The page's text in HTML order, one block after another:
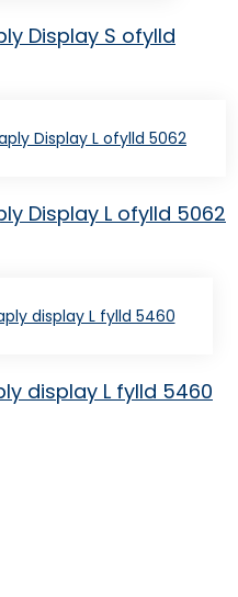
Display S ofylld
Display L ofylld 5062
display L fylld 5460